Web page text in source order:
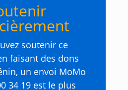
soutenir ce
faisant des dons
un envoi MoMo
34 19 est le plus